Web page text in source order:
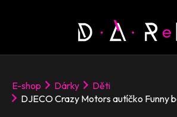
E-shop Dárky
Děti
DJECO Crazy Motors autíčko Funny